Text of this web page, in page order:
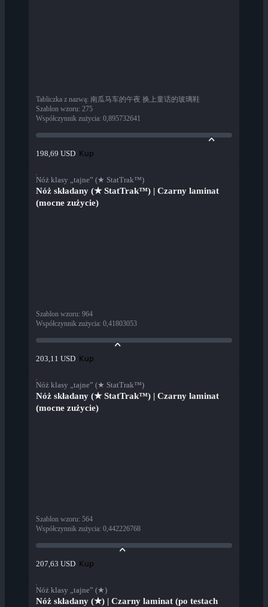
Tabliczka z nazwą: 南瓜马车的午夜 换上童话的玻璃鞋
Szablon wzoru: 275
Współczynnik zużycia: 0,895732641
198,69 USD Kup
Nóż klasy „tajne” (★ StatTrak™)
Nóż składany (★ StatTrak™) | Czarny laminat
(mocne zużycie)
Szablon wzoru: 964
Współczynnik zużycia: 0,41803053
203,11 USD Kup
Nóż klasy „tajne” (★ StatTrak™)
Nóż składany (★ StatTrak™) | Czarny laminat
(mocne zużycie)
Szablon wzoru: 564
Współczynnik zużycia: 0,442226768
207,63 USD Kup
Nóż klasy „tajne” (★)
Nóż składany (★) | Czarny laminat (po testach